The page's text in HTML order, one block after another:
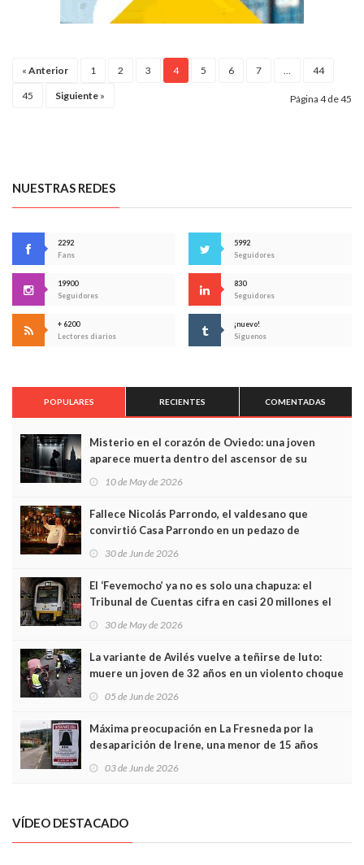
« Anterior 1 2 3 4 5 6 7 ... 44
45 Siguiente » Página 4 de 45
NUESTRAS REDES
2292
Fans
5992
Seguidores
19900
Seguidores
830
Seguidores
+ 6200
Lectores diarios
¡nuevo!
Síguenos
POPULARES RECIENTES COMENTADAS
Misterio en el corazón de Oviedo: una joven
aparece muerta dentro del ascensor de su
edificio y las cámaras captan sus últimos minutos
10 de May de 2026
Fallece Nicolás Parrondo, el valdesano que
convirtió Casa Parrondo en un pedazo de
Asturias en Madrid
30 de Jun de 2026
El ‘Fevemocho’ ya no es solo una chapuza: el
Tribunal de Cuentas cifra en casi 20 millones el
sobrecoste de los trenes que no cabían por los
30 de May de 2026
La variante de Avilés vuelve a teñirse de luto:
muere un joven de 32 años en un violento choque
frontal
05 de Jun de 2026
Máxima preocupación en La Fresneda por la
desaparición de Irene, una menor de 15 años
03 de Jun de 2026
VÍDEO DESTACADO